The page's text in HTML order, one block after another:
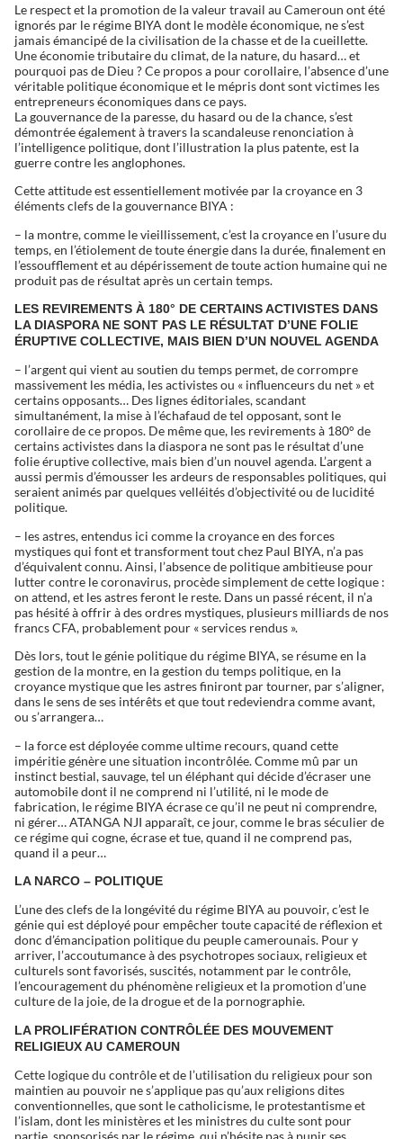
Le respect et la promotion de la valeur travail au Cameroun ont été
ignorés par le régime BIYA dont le modèle économique, ne s’est
jamais émancipé de la civilisation de la chasse et de la cueillette.
Une économie tributaire du climat, de la nature, du hasard… et
pourquoi pas de Dieu ? Ce propos a pour corollaire, l’absence d’une
véritable politique économique et le mépris dont sont victimes les
entrepreneurs économiques dans ce pays.
La gouvernance de la paresse, du hasard ou de la chance, s’est
démontrée également à travers la scandaleuse renonciation à
l’intelligence politique, dont l’illustration la plus patente, est la
guerre contre les anglophones.
Cette attitude est essentiellement motivée par la croyance en 3
éléments clefs de la gouvernance BIYA :
– la montre, comme le vieillissement, c’est la croyance en l’usure du
temps, en l’étiolement de toute énergie dans la durée, finalement en
l’essoufflement et au dépérissement de toute action humaine qui ne
produit pas de résultat après un certain temps.
LES REVIREMENTS À 180° DE CERTAINS ACTIVISTES DANS
LA DIASPORA NE SONT PAS LE RÉSULTAT D’UNE FOLIE
ÉRUPTIVE COLLECTIVE, MAIS BIEN D’UN NOUVEL AGENDA
– l’argent qui vient au soutien du temps permet, de corrompre
massivement les média, les activistes ou « influenceurs du net » et
certains opposants… Des lignes éditoriales, scandant
simultanément, la mise à l’échafaud de tel opposant, sont le
corollaire de ce propos. De même que, les revirements à 180° de
certains activistes dans la diaspora ne sont pas le résultat d’une
folie éruptive collective, mais bien d’un nouvel agenda. L’argent a
aussi permis d’émousser les ardeurs de responsables politiques, qui
seraient animés par quelques velléités d’objectivité ou de lucidité
politique.
– les astres, entendus ici comme la croyance en des forces
mystiques qui font et transforment tout chez Paul BIYA, n’a pas
d’équivalent connu. Ainsi, l’absence de politique ambitieuse pour
lutter contre le coronavirus, procède simplement de cette logique :
on attend, et les astres feront le reste. Dans un passé récent, il n’a
pas hésité à offrir à des ordres mystiques, plusieurs milliards de nos
francs CFA, probablement pour « services rendus ».
Dès lors, tout le génie politique du régime BIYA, se résume en la
gestion de la montre, en la gestion du temps politique, en la
croyance mystique que les astres finiront par tourner, par s’aligner,
dans le sens de ses intérêts et que tout redeviendra comme avant,
ou s’arrangera…
– la force est déployée comme ultime recours, quand cette
impéritie génère une situation incontrôlée. Comme mû par un
instinct bestial, sauvage, tel un éléphant qui décide d’écraser une
automobile dont il ne comprend ni l’utilité, ni le mode de
fabrication, le régime BIYA écrase ce qu’il ne peut ni comprendre,
ni gérer… ATANGA NJI apparaît, ce jour, comme le bras séculier de
ce régime qui cogne, écrase et tue, quand il ne comprend pas,
quand il a peur…
LA NARCO – POLITIQUE
L’une des clefs de la longévité du régime BIYA au pouvoir, c’est le
génie qui est déployé pour empêcher toute capacité de réflexion et
donc d’émancipation politique du peuple camerounais. Pour y
arriver, l’accoutumance à des psychotropes sociaux, religieux et
culturels sont favorisés, suscités, notamment par le contrôle,
l’encouragement du phénomène religieux et la promotion d’une
culture de la joie, de la drogue et de la pornographie.
LA PROLIFÉRATION CONTRÔLÉE DES MOUVEMENT
RELIGIEUX AU CAMEROUN
Cette logique du contrôle et de l’utilisation du religieux pour son
maintien au pouvoir ne s’applique pas qu’aux religions dites
conventionnelles, que sont le catholicisme, le protestantisme et
l’islam, dont les ministères et les ministres du culte sont pour